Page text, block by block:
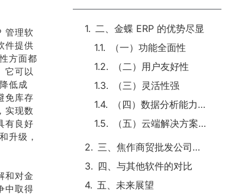
管理软
件提供
方面都
它可以
低成
免库存
实现数
有良好
升级，
和对金
中取得
二、金蝶 ERP 的优势尽显
（一）功能全面性
（二）用户友好性
（三）灵活性强
（四）数据分析能力卓越
（五）云端解决方案便捷
三、焦作商贸批发公司的应用实例
四、与其他软件的对比
五、未来展望